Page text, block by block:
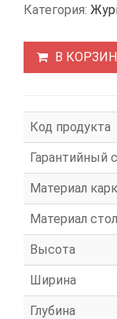
Категория:
В
Код продукта
Гарантийный
Материал
Материал
Высота
Ширина
Глубина